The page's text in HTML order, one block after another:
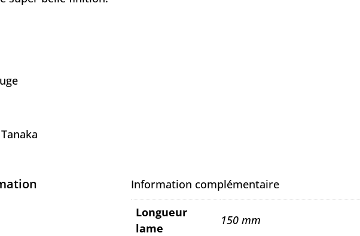
Information complémentaire
Longueur
lame
150 mm